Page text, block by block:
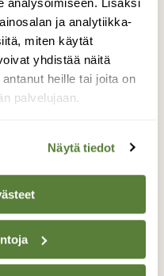
ja analytiikka-
miten käytät
yhdistää näitä
heille tai joita on
palvelujaan.
Näytä tiedot
Helsinki Kesäkuu